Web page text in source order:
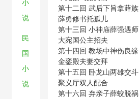
小
说
民
国
小
说
第十二回 武后下旨拿薛族
薛勇修书托孤儿
第十三回 小神庙薛强遇师
大宛国公主招夫
第十四回 教场中神伤良缘
金銮殿夫妻交拜
第十五回 卧龙山两雄交斗
聚义厅双人配合
第十六回 弃亲子薛蛟脱祸